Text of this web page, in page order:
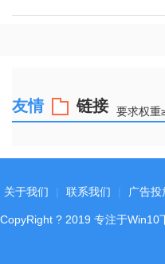
友情 链接 要求权重
关于我们 联系我们 广告投
CopyRight ? 2019 专注于Win10